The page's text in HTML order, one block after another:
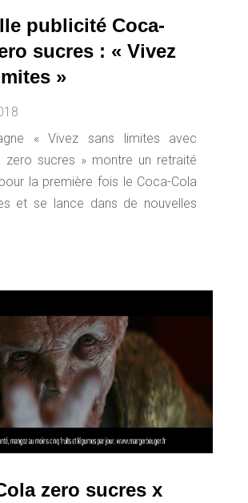
publicité Coca-
sucres : « Vivez
»
« Vivez sans limites avec
zero sucres » montre un retraité
la première fois le Coca-Cola
et se lance dans de nouvelles
zero sucres x